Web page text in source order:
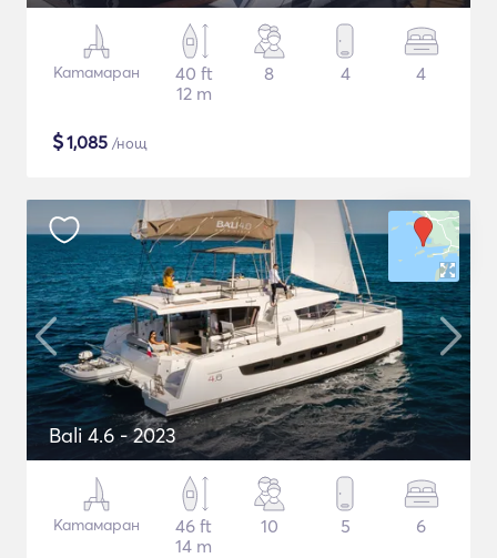
Катамаран
40 ft
12 m
8 4 4
$1,085 /нощ
Bali 4.6 - 2023
Катамаран
46 ft
14 m
10 5 6